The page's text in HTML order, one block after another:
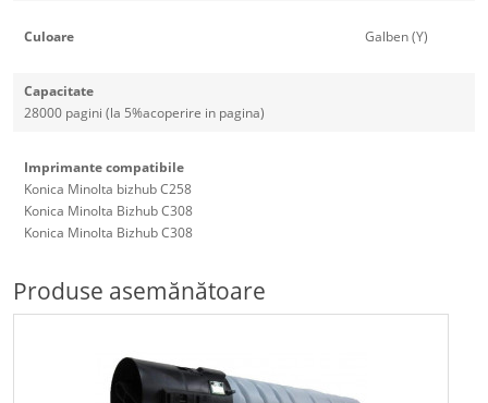
Culoare Galben (Y)
Capacitate
28000 pagini (la 5%acoperire in pagina)
Imprimante compatibile
Konica Minolta bizhub C258
Konica Minolta Bizhub C308
Konica Minolta Bizhub C308
Produse asemănătoare